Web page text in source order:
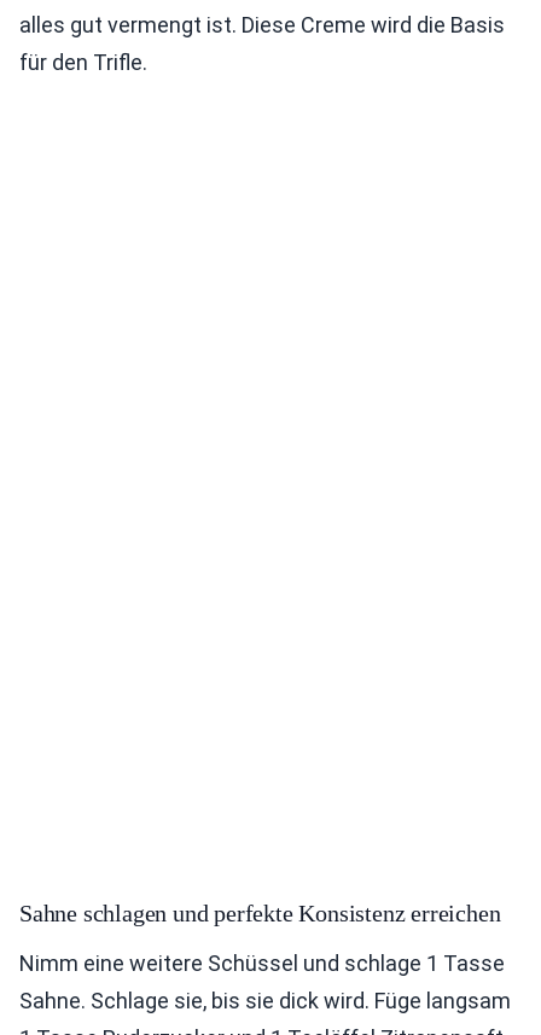
alles gut vermengt ist. Diese Creme wird die Basis
für den Trifle.
Sahne schlagen und perfekte Konsistenz erreichen
Nimm eine weitere Schüssel und schlage 1 Tasse
Sahne. Schlage sie, bis sie dick wird. Füge langsam